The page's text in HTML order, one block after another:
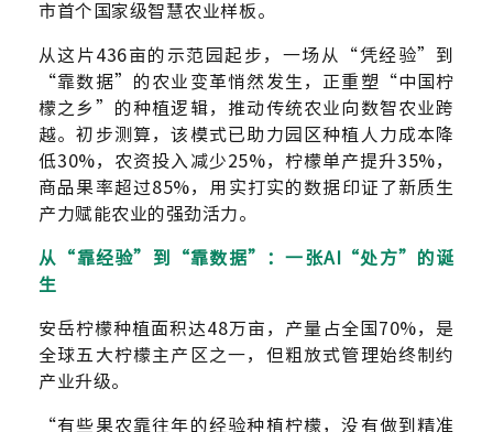
市首个国家级智慧农业样板。
从这片436亩的示范园起步，一场从 “凭经验”到
“靠数据”的农业变革悄然发生，正重塑“中国柠
檬之乡”的种植逻辑，推动传统农业向数智农业跨
越。初步测算，该模式已助力园区种植人力成本降
低30%，农资投入减少25%，柠檬单产提升35%，
商品果率超过85%，用实打实的数据印证了新质生
产力赋能农业的强劲活力。
从“靠经验”到“靠数据”：一张AI“处方”的诞
生
安岳柠檬种植面积达48万亩，产量占全国70%，是
全球五大柠檬主产区之一，但粗放式管理始终制约
产业升级。
“有些果农靠往年的经验种植柠檬，没有做到精准